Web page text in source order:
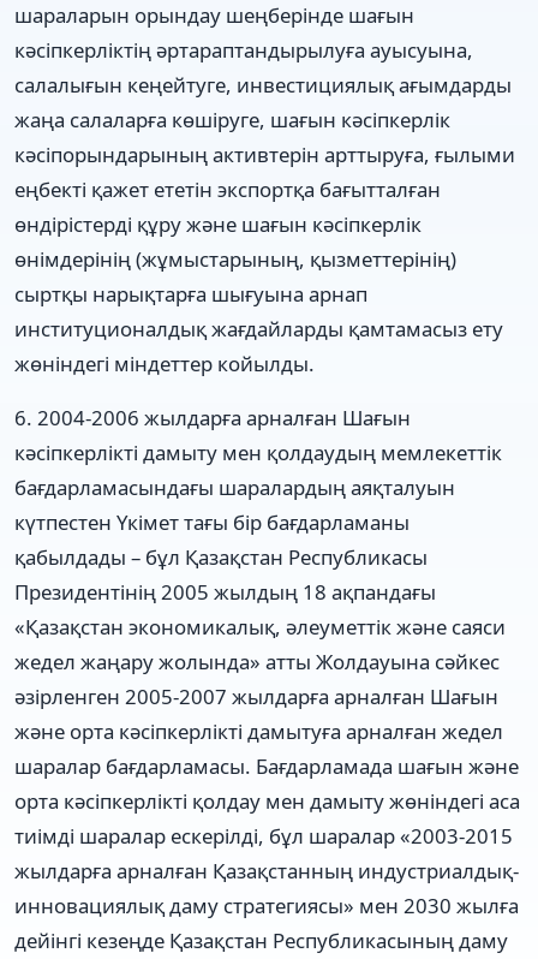
шараларын орындау шеңберінде шағын
кəсіпкерліктің əртараптандырылуға ауысуына,
салалығын кеңейтуге, инвестициялық ағымдарды
жаңа салаларға көшіруге, шағын кəсіпкерлік
кəсіпорындарының активтерін арттыруға, ғылыми
еңбекті қажет ететін экспортқа бағытталған
өндірістерді құру жəне шағын кəсіпкерлік
өнімдерінің (жұмыстарының, қызметтерінің)
сыртқы нарықтарға шығуына арнап
институционалдық жағдайларды қамтамасыз ету
жөніндегі міндеттер койылды.
6. 2004-2006 жылдарға арналған Шағын
кəсіпкерлікті дамыту мен қолдаудың мемлекеттік
бағдарламасындағы шаралардың аяқталуын
күтпестен Үкімет тағы бір бағдарламаны
қабылдады – бұл Қазақстан Республикасы
Президентінің 2005 жылдың 18 ақпандағы
«Қазақстан экономикалық, əлеуметтік жəне саяси
жедел жаңару жолында» атты Жолдауына сəйкес
əзірленген 2005-2007 жылдарға арналған Шағын
жəне орта кəсіпкерлікті дамытуға арналған жедел
шаралар бағдарламасы. Бағдарламада шағын жəне
орта кəсіпкерлікті қолдау мен дамыту жөніндегі аса
тиімді шаралар ескерілді, бұл шаралар «2003-2015
жылдарға арналған Қазақстанның индустриалдық-
инновациялық даму стратегиясы» мен 2030 жылға
дейінгі кезеңде Қазақстан Республикасының даму